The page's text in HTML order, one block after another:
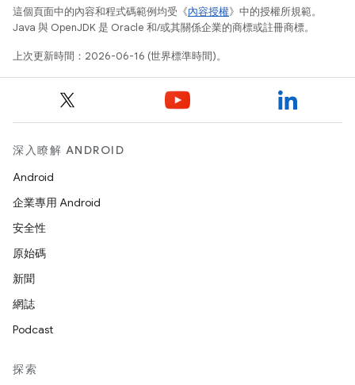
這個頁面中的內容和程式碼範例均受《內容授權》中的授權所規範。
Java 與 OpenJDK 是 Oracle 和/或其關係企業的商標或註冊商標。
上次更新時間：2026-06-16 (世界標準時間)。
深入瞭解 ANDROID
Android
企業專用 Android
安全性
原始碼
新聞
網誌
Podcast
探索